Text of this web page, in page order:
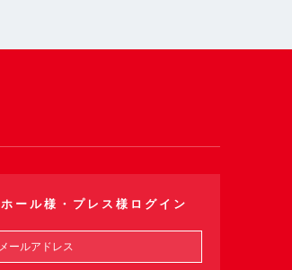
ホール様・プレス様ログイン